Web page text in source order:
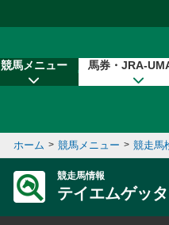
競馬メニュー 馬券・JRA-
ホーム > 競馬メニュー > 競走馬
競走馬情報
テイエムゲッ